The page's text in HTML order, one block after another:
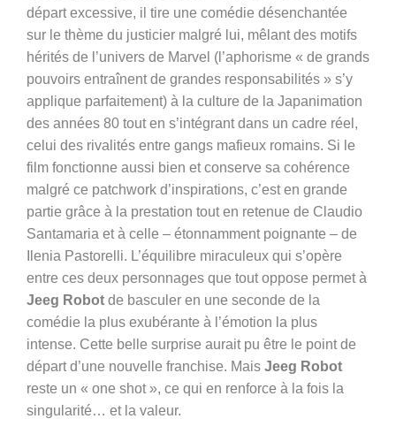
départ excessive, il tire une comédie désenchantée
sur le thème du justicier malgré lui, mêlant des motifs
hérités de l’univers de Marvel (l’aphorisme « de grands
pouvoirs entraînent de grandes responsabilités » s’y
applique parfaitement) à la culture de la Japanimation
des années 80 tout en s’intégrant dans un cadre réel,
celui des rivalités entre gangs mafieux romains. Si le
film fonctionne aussi bien et conserve sa cohérence
malgré ce patchwork d’inspirations, c’est en grande
partie grâce à la prestation tout en retenue de Claudio
Santamaria et à celle – étonnamment poignante – de
Ilenia Pastorelli. L’équilibre miraculeux qui s’opère
entre ces deux personnages que tout oppose permet à
Jeeg Robot de basculer en une seconde de la
comédie la plus exubérante à l’émotion la plus
intense. Cette belle surprise aurait pu être le point de
départ d’une nouvelle franchise. Mais Jeeg Robot
reste un « one shot », ce qui en renforce à la fois la
singularité… et la valeur.